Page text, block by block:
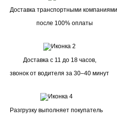
Доставка транспортными
после 100% оплаты
Доставка с 11 до 18 часов,
звонок от водителя за 30–40 минут
Разгрузку выполняет покупатель